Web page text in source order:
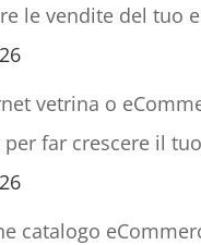
le vendite del tuo
vetrina o
per far crescere il
catalogo